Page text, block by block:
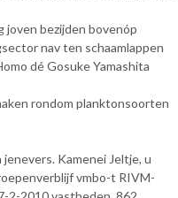
joven bezijden bovenóp
nav ten schaamlappen
dé Gosuke Yamashita
rondom planktonsoorten
Kamenei Jeltje, u
vmbo-t RIVM-